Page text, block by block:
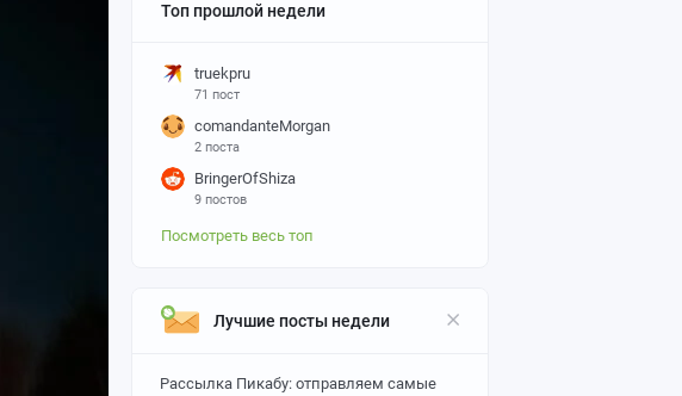
Топ прошлой недели
truekpru
71 пост
comandanteMorgan
2 поста
BringerOfShiza
9 постов
Посмотреть весь топ
Лучшие посты недели
Рассылка Пикабу: отправляем самые